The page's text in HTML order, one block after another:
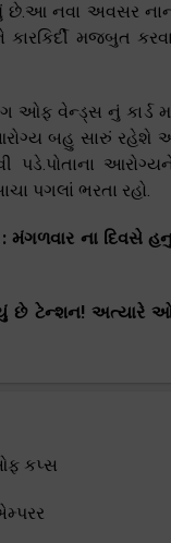
છે.આ નવા અવસર
કારકિર્દી મજબુત
ઓફ વેન્ડ્સ નું કાર્ડ
બહુ સારું રહેશે
પડે.પોતાના
પગલાં ભરતા રહો.
મંગળવાર ના દિવસે
છે ટેન્શન! અત્યારે
કપ્સ